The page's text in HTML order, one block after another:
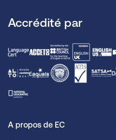
Accrédité par
A propos de EC